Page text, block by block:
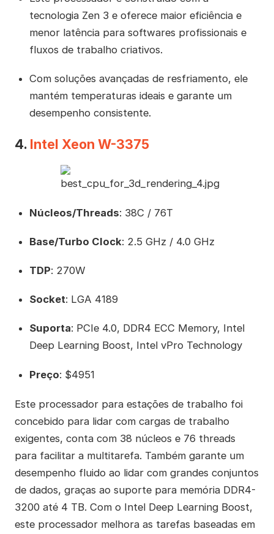
tecnologia Zen 3 e oferece maior eficiência e
menor latência para softwares profissionais e
fluxos de trabalho criativos.
Com soluções avançadas de resfriamento, ele
mantém temperaturas ideais e garante um
desempenho consistente.
4. Intel Xeon W-3375
Núcleos/Threads: 38C / 76T
Base/Turbo Clock: 2.5 GHz / 4.0 GHz
TDP: 270W
Socket: LGA 4189
Suporta: PCIe 4.0, DDR4 ECC Memory, Intel
Deep Learning Boost, Intel vPro Technology
Preço: $4951
Este processador para estações de trabalho foi
concebido para lidar com cargas de trabalho
exigentes, conta com 38 núcleos e 76 threads
para facilitar a multitarefa. Também garante um
desempenho fluido ao lidar com grandes conjuntos
de dados, graças ao suporte para memória DDR4-
3200 até 4 TB. Com o Intel Deep Learning Boost,
este processador melhora as tarefas baseadas em